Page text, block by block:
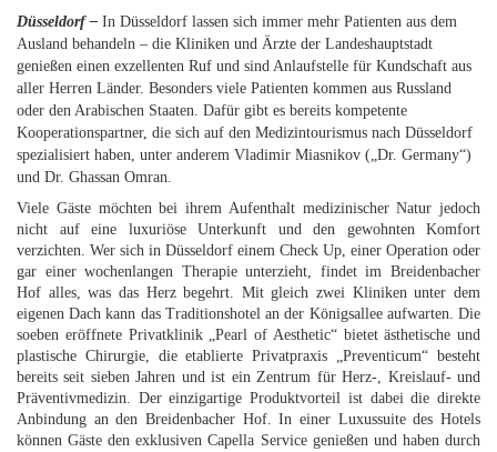
Düsseldorf – In Düsseldorf lassen sich immer mehr Patienten aus dem
Ausland behandeln – die Kliniken und Ärzte der Landeshauptstadt
genießen einen exzellenten Ruf und sind Anlaufstelle für Kundschaft aus
aller Herren Länder. Besonders viele Patienten kommen aus Russland
oder den Arabischen Staaten. Dafür gibt es bereits kompetente
Kooperationspartner, die sich auf den Medizintourismus nach Düsseldorf
spezialisiert haben, unter anderem Vladimir Miasnikov („Dr. Germany“)
und Dr. Ghassan Omran.
Viele Gäste möchten bei ihrem Aufenthalt medizinischer Natur jedoch
nicht auf eine luxuriöse Unterkunft und den gewohnten Komfort
verzichten. Wer sich in Düsseldorf einem Check Up, einer Operation oder
gar einer wochenlangen Therapie unterzieht, findet im Breidenbacher
Hof alles, was das Herz begehrt. Mit gleich zwei Kliniken unter dem
eigenen Dach kann das Traditionshotel an der Königsallee aufwarten. Die
soeben eröffnete Privatklinik „Pearl of Aesthetic“ bietet ästhetische und
plastische Chirurgie, die etablierte Privatpraxis „Preventicum“ besteht
bereits seit sieben Jahren und ist ein Zentrum für Herz-, Kreislauf- und
Präventivmedizin. Der einzigartige Produktvorteil ist dabei die direkte
Anbindung an den Breidenbacher Hof. In einer Luxussuite des Hotels
können Gäste den exklusiven Capella Service genießen und haben durch